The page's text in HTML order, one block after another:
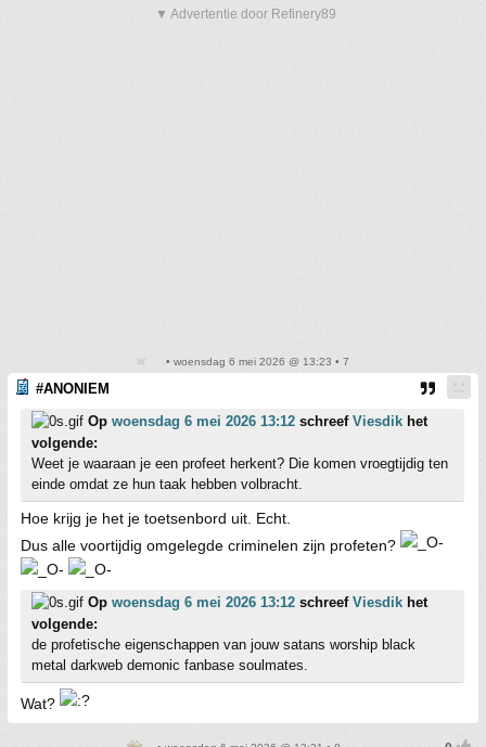
▼ Advertentie door Refinery89
• woensdag 6 mei 2026 @ 13:23 • 7
#ANONIEM
Op woensdag 6 mei 2026 13:12 schreef Viesdik het
volgende:
Weet je waaraan je een profeet herkent? Die komen vroegtijdig ten
einde omdat ze hun taak hebben volbracht.
Hoe krijg je het je toetsenbord uit. Echt.
Dus alle voortijdig omgelegde criminelen zijn profeten?
Op woensdag 6 mei 2026 13:12 schreef Viesdik het
volgende:
de profetische eigenschappen van jouw satans worship black
metal darkweb demonic fanbase soulmates.
Wat?